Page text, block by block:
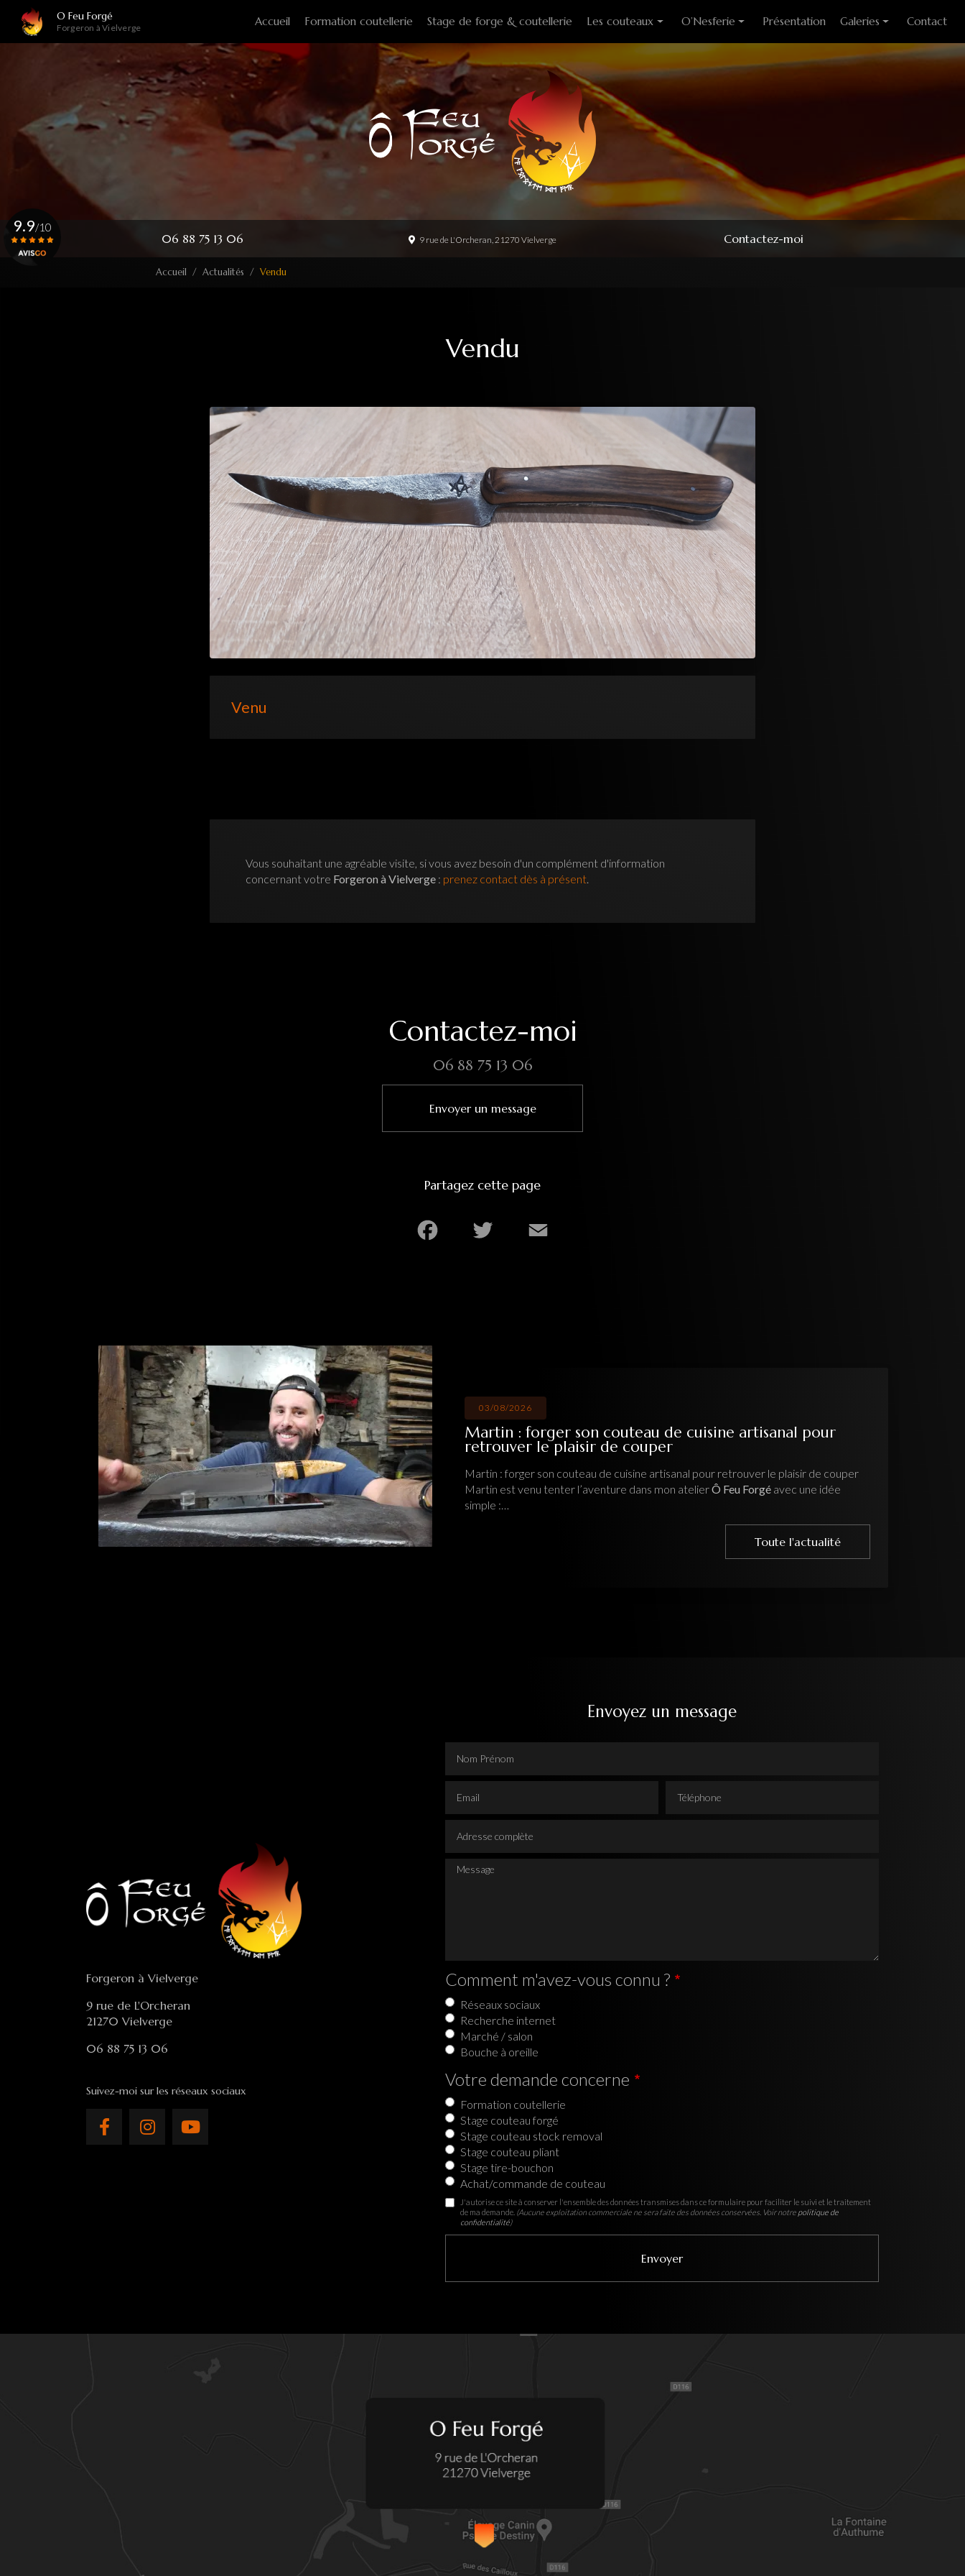
contenu
O Feu Forgé
Forgeron à Vielverge Accueil Formation coutellerie Stage de forge & coutellerie Les couteaux
Couteaux fixes
Couteaux pliants
Couteaux de cuisine
Couteaux de table
Couteaux à huitre
Tire-bouchons
Option
O’Nesferie
Encens Artisanal
Présentation Galeries
Photo des stages
Contact
06 88 75 13 06 9 rue de L'Orcheran, 21270 Vielverge Contactez-moi
9.9/10
Accueil Actualités Vendu
Vendu
Venu
Vous souhaitant une agréable visite, si vous avez besoin d'un complément d'information
concernant votre Forgeron à Vielverge : prenez contact dès à présent.
Contactez-moi
06 88 75 13 06
Envoyer un message
Partagez cette page
03/08/2026
Martin : forger son couteau de cuisine artisanal pour
retrouver le plaisir de couper
Martin : forger son couteau de cuisine artisanal pour retrouver le plaisir de couper
Martin est venu tenter l’aventure dans mon atelierÔ Feu Forgé avec une idée
simple :…
Toute l'actualité
Forgeron à Vielverge
9 rue de L'Orcheran
21270 Vielverge
06 88 75 13 06
Suivez-moi sur les réseaux sociaux
Envoyez un message
Message
Comment m'avez-vous connu ?
Réseaux sociaux
Recherche internet
Marché / salon
Bouche à oreille
Votre demande concerne
Formation coutellerie
Stage couteau forgé
Stage couteau stock removal
Stage couteau pliant
Stage tire-bouchon
Achat/commande de couteau
J'autorise ce site à conserver l'ensemble des données transmises dans ce formulaire pour faciliter le suivi et le traitement
de ma demande. (Aucune exploitation commerciale ne sera faite des données conservées. Voir notre politique de
confidentialité)